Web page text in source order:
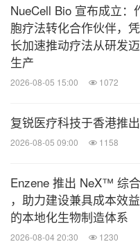
NueCell Bio 宣布成立：
胞疗法转化合作伙伴，
长加速推动疗法从研发
生产
2026-08-05 15:00 1072
复锐医疗科技于香港推
2026-08-05 09:00 1158
Enzene 推出 NeX™ 综
，助力建设兼具成本效
的本地化生物制造体系
2026-08-04 20:30 1230